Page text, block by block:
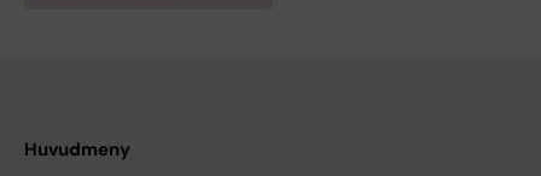
Huvudmeny